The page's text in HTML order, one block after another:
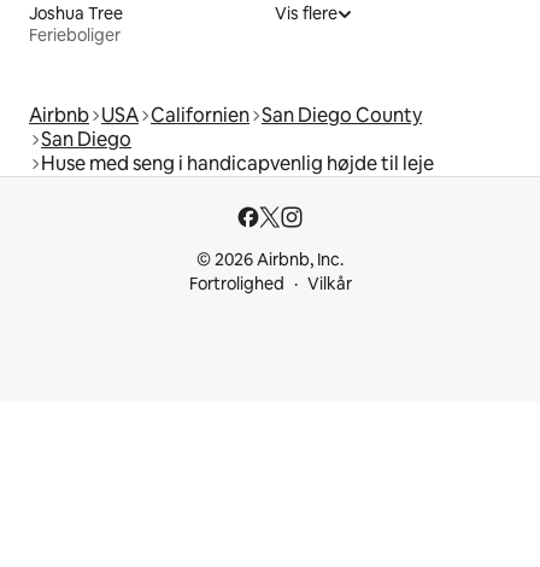
Joshua Tree
Ferieboliger
Vis flere
Airbnb USA Californien San Diego County
San Diego
Huse med seng i handicapvenlig højde til leje
© 2026 Airbnb, Inc.
Fortrolighed
Vilkår